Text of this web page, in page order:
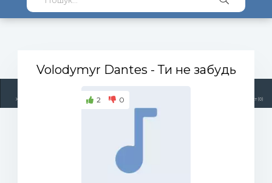
Жанри Топ 100 Плейлист (0)
Volodymyr Dantes - Ти не забудь
2 0